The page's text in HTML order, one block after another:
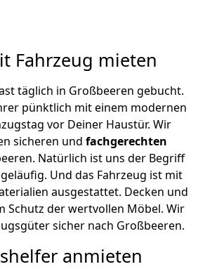
Fahrzeug mieten
täglich in Großbeeren gebucht.
pünktlich mit einem modernen
vor Deiner Haustür. Wir
sicheren und fachgerechten
Natürlich ist uns der Begriff
Und das Fahrzeug ist mit
ausgestattet. Decken und
Schutz der wertvollen Möbel. Wir
sicher nach Großbeeren.
anmieten